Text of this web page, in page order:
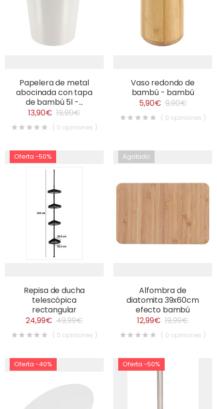
Papelera de metal
abocinada con tapa
de bambú 5l -...
13,90€ 19,90€
( 0 opiniones )
Vaso redondo de
bambú - bambú
5,90€ 9,90€
( 0 opiniones )
Oferta -50%
Repisa de ducha
telescópica
rectangular
24,99€ 49,99€
( 0 opiniones )
Agotado
Alfombra de
diatomita 39x60cm
efecto bambú
12,99€ 19,99€
( 0 opiniones )
Oferta -40% Oferta -50%